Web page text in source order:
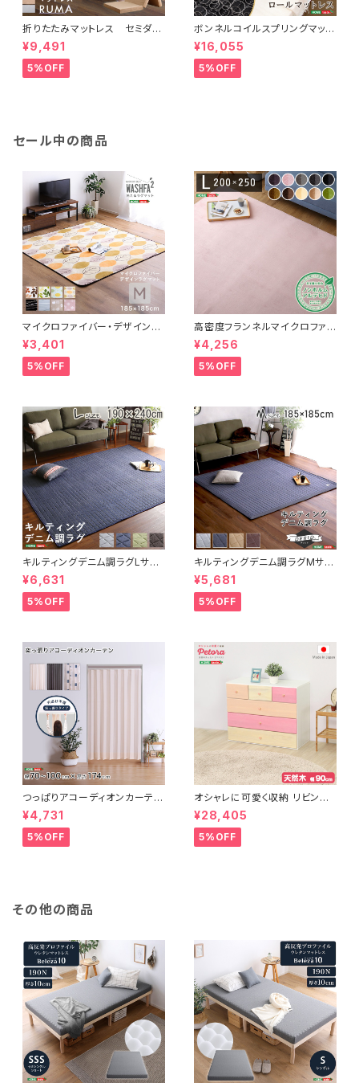
折りたたみマットレス セミダブ
ル 【RUMA-ルーマ-】 SH-0
7-OMSD
¥9,491
5%OFF
ボンネルコイルスプリングマット
レス【-Michelia-ミケリア】（セ
ミダブル用）※ロール梱包でラク
ラク搬入可能！※ FM-06-SD
¥16,055
5%OFF
セール中の商品
マイクロファイバー・デザインラ
グマットMサイズ（185×185cm）
洗えるラグマット 【WASHFA2】
FRG-D2-M
¥3,401
5%OFF
高密度フランネルマイクロファイ
バー・ラグマットLサイズ（200×2
50cm）洗えるラグマット｜ナル
トレア
¥4,256
5%OFF
キルティングデニム調ラグLサイ
ズ(190x240cm)オールシーズ
ン、滑り止め付き、手洗い対応【D
erid-デリッド-】 DRG-L
¥6,631
5%OFF
キルティングデニム調ラグMサイ
ズ(185x185cm)オールシーズ
ン、滑り止め付き、手洗い対応【D
erid-デリッド-】 DRG-M
¥5,681
5%OFF
つっぱりアコーディオンカーテ
ン 100×174cm SH-16-TA
DC
¥4,731
5%OFF
オシャレに可愛く収納 リビング
用ローチェスト 4段 幅90cm
天然木（桐）日本製｜petora-
ペトラ- SH-08-PTR90
¥28,405
5%OFF
その他の商品